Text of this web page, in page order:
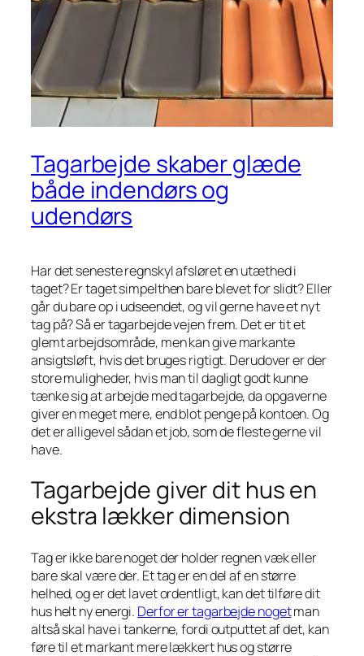
Tagarbejde skaber glæde
både indendørs og
udendørs
Har det seneste regnskyl afsløret en utæthed i
taget? Er taget simpelthen bare blevet for slidt? Eller
går du bare op i udseendet, og vil gerne have et nyt
tag på? Så er tagarbejde vejen frem. Det er tit et
glemt arbejdsområde, men kan give markante
ansigtsløft, hvis det bruges rigtigt. Derudover er der
store muligheder, hvis man til dagligt godt kunne
tænke sig at arbejde med tagarbejde, da opgaverne
giver en meget mere, end blot penge på kontoen. Og
det er alligevel sådan et job, som de fleste gerne vil
have.
Tagarbejde giver dit hus en
ekstra lækker dimension
Tag er ikke bare noget der holder regnen væk eller
bare skal være der. Et tag er en del af en større
helhed, og er det lavet ordentligt, kan det tilføre dit
hus helt ny energi. Derfor er tagarbejde nogetman
altså skal have i tankerne, fordi outputtet af det, kan
føre til et markant mere lækkert hus og større